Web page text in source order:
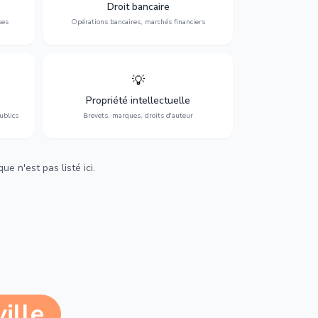
Droit bancaire
Opérations bancaires, marchés financiers
régulation.
💡
Propriété intellectuelle
Brevets, marques, droits d'auteur
Protection de vos créations : brevets,
marques, droits d'auteur et lutte contre la
contrefaçon.
n'est pas listé ici.